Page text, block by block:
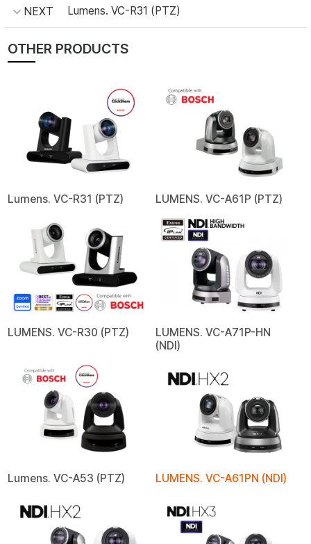
NEXT Lumens. VC-R31 (PTZ)
OTHER PRODUCTS
Lumens. VC-R31 (PTZ) LUMENS. VC-A61P (PTZ)
LUMENS. VC-R30 (PTZ)
LUMENS. VC-A71P-HN
(NDI)
Lumens. VC-A53 (PTZ) LUMENS. VC-A61PN (NDI)